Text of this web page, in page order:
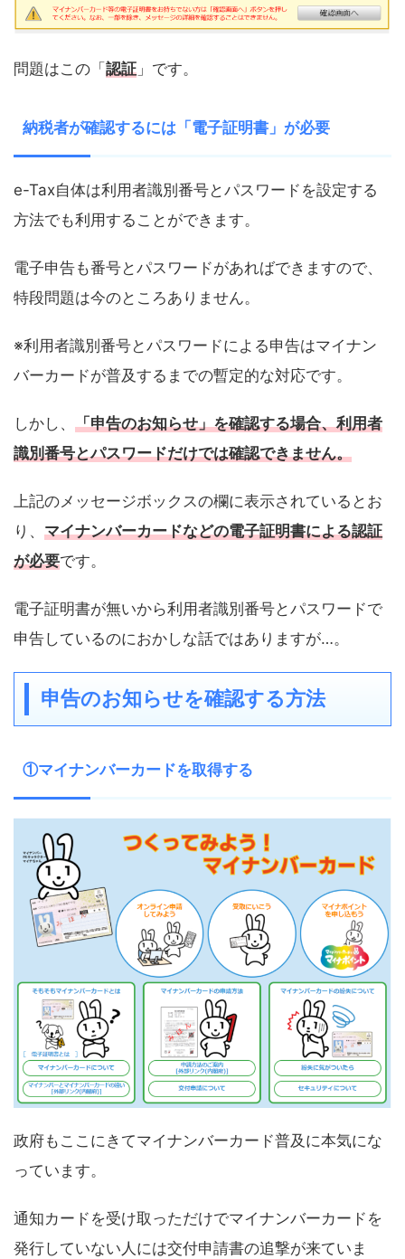
問題はこの「認証 」です。
納税者が確認するには「電子証明書」が必要
e-Tax自体は利用者識別番号とパスワードを設定する
方法でも利用することができます。
電子申告も番号とパスワードがあればできますので、
特段問題は今のところありません。
※利用者識別番号とパスワードによる申告はマイナン
バーカードが普及するまでの暫定的な対応です。
しかし、 「申告のお知らせ」を確認する場合、利用者
識別番号とパスワードだけでは確認できません。
上記のメッセージボックスの欄に表示されているとお
り、 マイナンバーカードなどの電子証明書による認証
が必要です。
電子証明書が無いから利用者識別番号とパスワードで
申告しているのにおかしな話ではありますが…。
申告のお知らせを確認する方法
①マイナンバーカードを取得する
政府もここにきてマイナンバーカード普及に本気にな
っています。
通知カードを受け取っただけでマイナンバーカードを
発行していない人には交付申請書の追撃が来ていま